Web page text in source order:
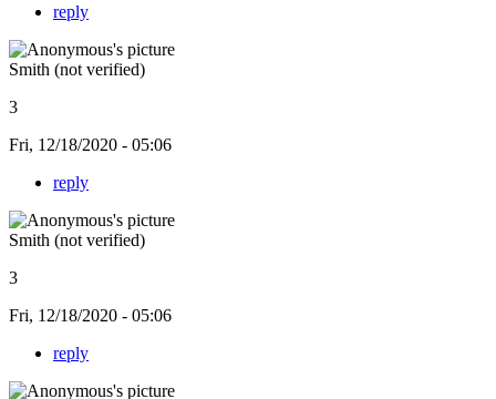
reply
Smith (not verified)
3
Fri, 12/18/2020 - 05:06
reply
Smith (not verified)
3
Fri, 12/18/2020 - 05:06
reply